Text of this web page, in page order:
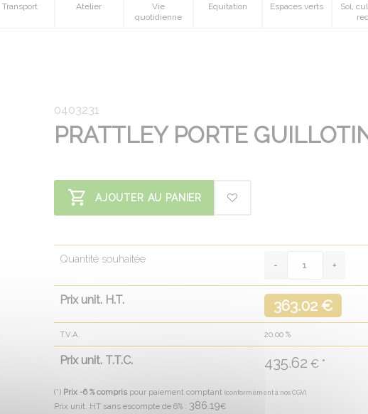
Transport Atelier
Vie
quotidienne
Equitation Espaces verts
Sol,
0403231
PRATTLEY PORTE
AJOUTER AU PANIER
Quantité souhaitée
Prix unit. H.T. 363.02 €
T.V.A. 20.00 %
Prix unit. T.T.C. 435.62 € *
(*) Prix -6 % compris pour paiement comptant (conformément à nos CGV)
Prix unit. HT sans escompte de 6% : 386.19€